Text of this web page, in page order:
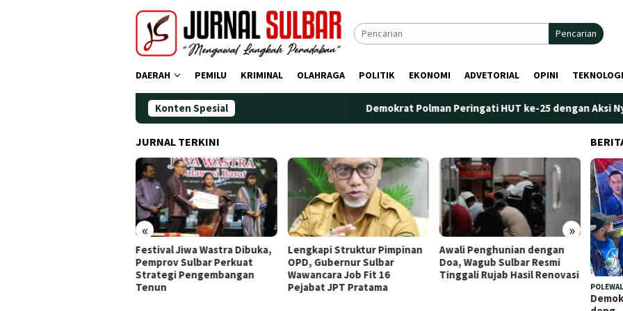
Pencarian
DAERAH PEMILU KRIMINAL OLAHRAGA POLITIK EKONOMI ADVETORIAL OPINI TEKNOLOGI
Konten Spesial Demokrat Polman Peringati HUT ke-25 dengan Aksi Nyata di
JURNAL TERKINI
« »
Lengkapi Struktur Pimpinan
OPD, Gubernur Sulbar
Wawancara Job Fit 16
Pejabat JPT Pratama
Awali Penghunian dengan
Doa, Wagub Sulbar Resmi
Tinggali Rujab Hasil Renovasi
Plt. Kepala Bapperida Sulbar
Tekankan Sinergi
Perencanaan dan Penguatan